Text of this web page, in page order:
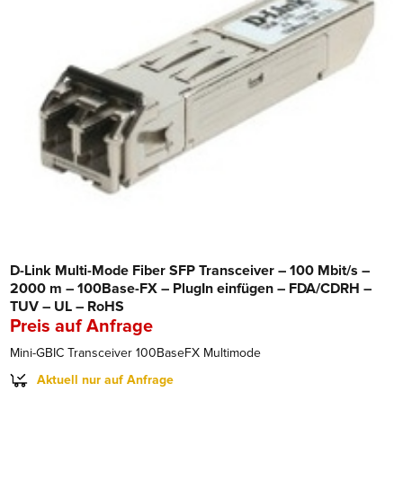
D-Link Multi-Mode Fiber SFP Transceiver – 100 Mbit/s –
2000 m – 100Base-FX – PlugIn einfügen – FDA/CDRH –
TUV – UL – RoHS
Preis auf Anfrage
Mini-GBIC Transceiver 100BaseFX Multimode
Aktuell nur auf Anfrage